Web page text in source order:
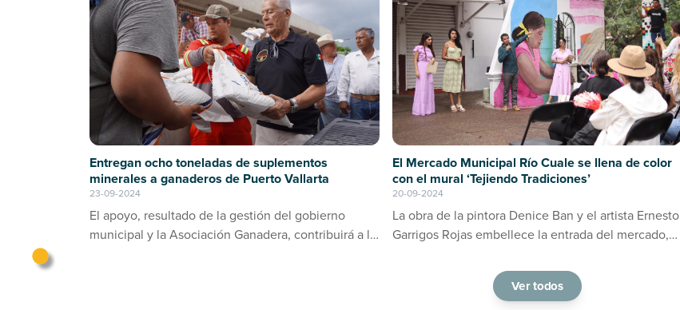
Entregan ocho toneladas de suplementos
minerales a ganaderos de Puerto Vallarta
23-09-2024
El apoyo, resultado de la gestión del gobierno
municipal y la Asociación Ganadera, contribuirá a la
El Mercado Municipal Río Cuale se llena de color
con el mural ‘Tejiendo Tradiciones’
20-09-2024
La obra de la pintora Denice Ban y el artista Ernesto
Garrigos Rojas embellece la entrada del mercado,
Ver todos